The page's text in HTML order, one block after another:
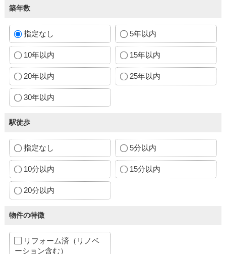
築年数
指定なし 5年以内
10年以内 15年以内
20年以内 25年以内
30年以内
駅徒歩
指定なし 5分以内
10分以内 15分以内
20分以内
物件の特徴
リフォーム済（リノベ
ーション含む）